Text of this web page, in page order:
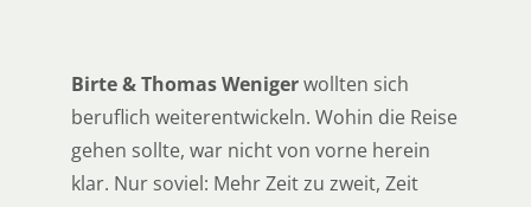
Birte & Thomas Wenigerwollten sich
beruflich weiterentwickeln. Wohin die Reise
gehen sollte, war nicht von vorne herein
klar. Nur soviel: Mehr Zeit zu zweit, Zeit